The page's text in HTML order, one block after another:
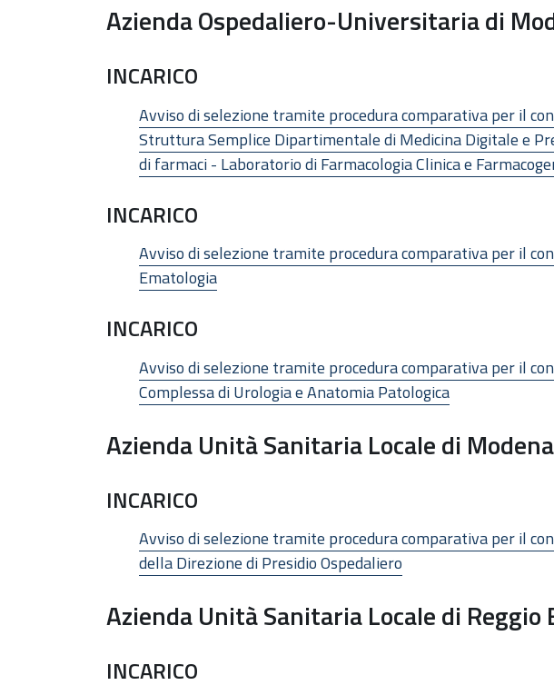
Azienda Ospedaliero-Universitaria di
INCARICO
Avviso di selezione tramite procedura comparativa per il
Struttura Semplice Dipartimentale di Medicina Digitale e
di farmaci - Laboratorio di Farmacologia Clinica e
INCARICO
Avviso di selezione tramite procedura comparativa per il
Ematologia
INCARICO
Avviso di selezione tramite procedura comparativa per il
Complessa di Urologia e Anatomia Patologica
Azienda Unità Sanitaria Locale di Modena
INCARICO
Avviso di selezione tramite procedura comparativa per il
della Direzione di Presidio Ospedaliero
Azienda Unità Sanitaria Locale di Reggio
INCARICO